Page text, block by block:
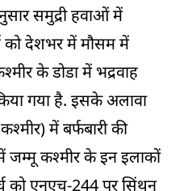
समुद्री हवाओं में
को देशभर में मौसम में
के डोडा में भद्रवाह
गया है. इसके अलावा
में बर्फबारी की
जम्मू कश्मीर के इन इलाकों
को एनएच-244 पर सिंथन